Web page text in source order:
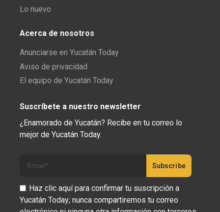
Lo nuevo
Acerca de nosotros
Anunciarse en Yucatán Today
Aviso de privacidad
El equipo de Yucatán Today
Suscríbete a nuestro newsletter
¿Enamorado de Yucatán? Recibe en tu correo lo
mejor de Yucatán Today.
Haz clic aquí para confirmar tu suscripción a
Yucatán Today; nunca compartiremos tu correo